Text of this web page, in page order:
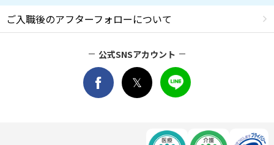
ご入職後のアフターフォローについて
公式SNSアカウント